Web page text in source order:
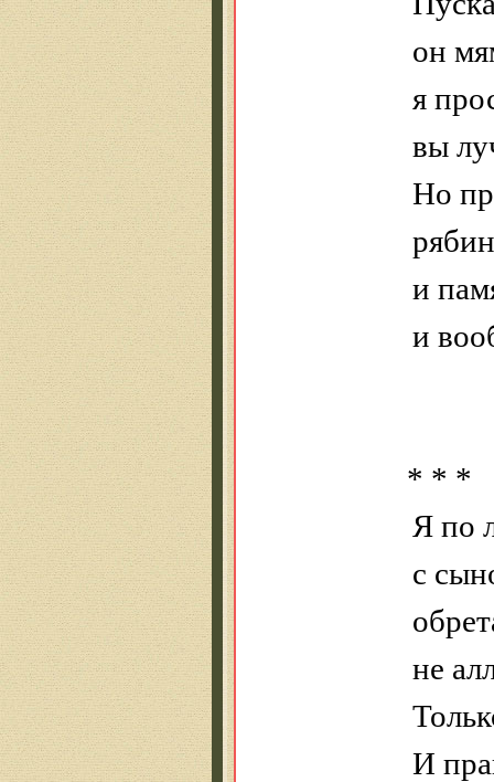
он
я
вы
Но
и
и
* * *
Я по
с
не
И